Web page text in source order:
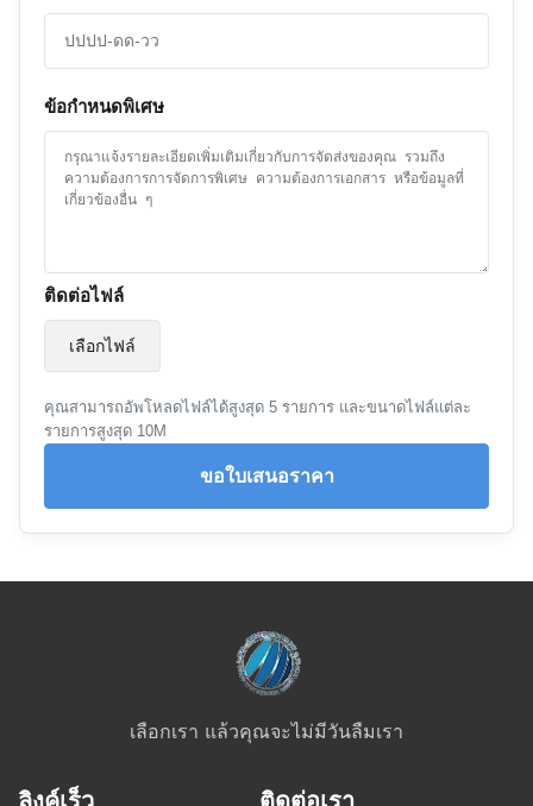
ข้อกำหนดพิเศษ
ติดต่อไฟล์
เลือกไฟล์
คุณสามารถอัพโหลดไฟล์ได้สูงสุด 5 รายการ และขนาดไฟล์แต่ละ
รายการสูงสุด 10M
ขอใบเสนอราคา
เลือกเรา แล้วคุณจะไม่มีวันลืมเรา